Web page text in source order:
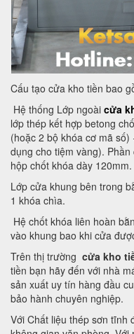
Cấu tạo cửa kho tiền bao
Hệ thống Lớp ngoài cửa
lớp thép kết hợp betong
(hoặc 2 bộ khóa cơ mã
dụng cho tiệm vàng).
hộp chốt khóa dày 120mm.
Lớp cửa khung bên trong
1 khóa chìa.
Hệ chốt khóa liên hoàn
vào khung bao khi cửa
Trên thị trường cửa kho
tiền bạn hãy đến với nhà
sản xuất uy tín hàng đầu
bảo hành chuyên nghiệp.
Với Chất liệu thép sơn tĩnh